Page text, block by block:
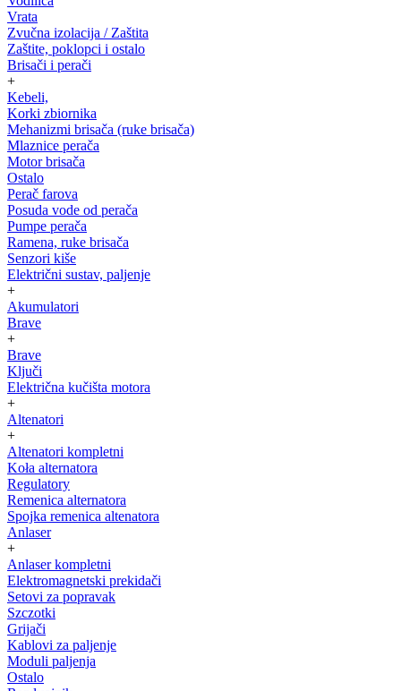
Vrata
Zvučna izolacija / Zaštita
Zaštite, poklopci i ostalo
Brisači i perači
+
Kebeli,
Korki zbiornika
Mehanizmi brisača (ruke brisača)
Mlaznice perača
Motor brisača
Ostalo
Perač farova
Posuda vode od perača
Pumpe perača
Ramena, ruke brisača
Senzori kiše
Električni sustav, paljenje
+
Akumulatori
Brave
+
Brave
Ključi
Električna kučišta motora
+
Altenatori
+
Altenatori kompletni
Koła alternatora
Regulatory
Remenica alternatora
Spojka remenica altenatora
Anlaser
+
Anlaser kompletni
Elektromagnetski prekidači
Setovi za popravak
Szczotki
Grijači
Kablovi za paljenje
Moduli paljenja
Ostalo